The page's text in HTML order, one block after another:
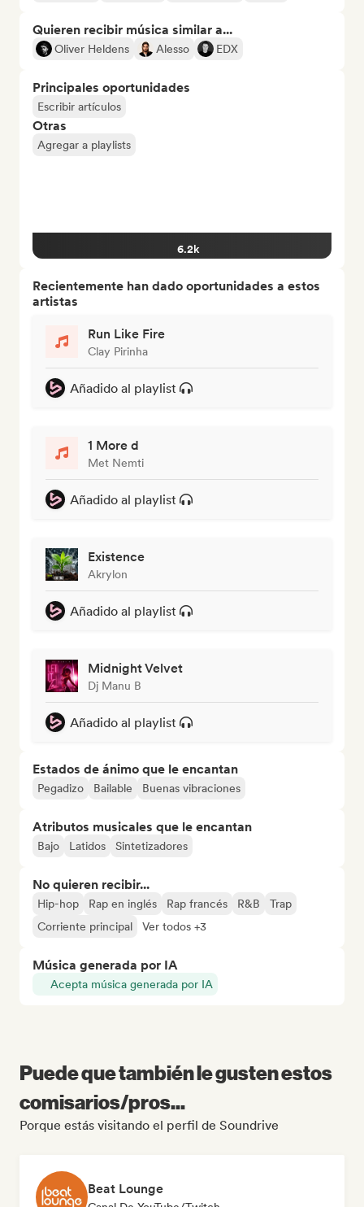
Quieren recibir música similar a...
Oliver Heldens Alesso EDX
Principales oportunidades
Escribir artículos
Otras
Agregar a playlists
6.2k
Recientemente han dado oportunidades a estos
artistas
Run Like Fire
Clay Pirinha
Añadido al playlist
1 More d
Met Nemti
Añadido al playlist
Existence
Akrylon
Añadido al playlist
Midnight Velvet
Dj Manu B
Añadido al playlist
Estados de ánimo que le encantan
Pegadizo Bailable Buenas vibraciones
Atributos musicales que le encantan
Bajo Latidos Sintetizadores
No quieren recibir...
Hip-hop Rap en inglés Rap francés R&B
Trap
Corriente principal
Ver todos +3
Música generada por IA
Acepta música generada por IA
Puede que también le gusten estos
comisarios/pros...
Porque estás visitando el perfil de Soundrive
Beat Lounge